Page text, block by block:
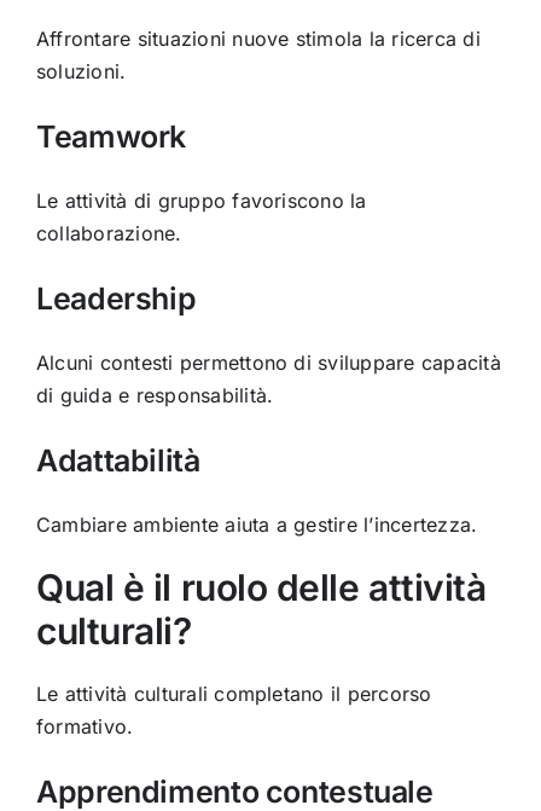
Affrontare situazioni nuove stimola la ricerca di
soluzioni.
Teamwork
Le attività di gruppo favoriscono la
collaborazione.
Leadership
Alcuni contesti permettono di sviluppare capacità
di guida e responsabilità.
Adattabilità
Cambiare ambiente aiuta a gestire l’incertezza.
Qual è il ruolo delle attività
culturali?
Le attività culturali completano il percorso
formativo.
Apprendimento contestuale